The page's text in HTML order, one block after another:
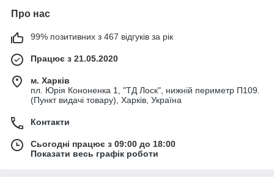
Про нас
99% позитивних з 467 відгуків за рік
Працює з 21.05.2020
м. Харків
пл. Юрія Кононенка 1, "ТД Лоск", нижній периметр П109.
(Пункт видачі товару), Харків, Україна
Контакти
Сьогодні працює з 09:00 до 18:00
Показати весь графік роботи